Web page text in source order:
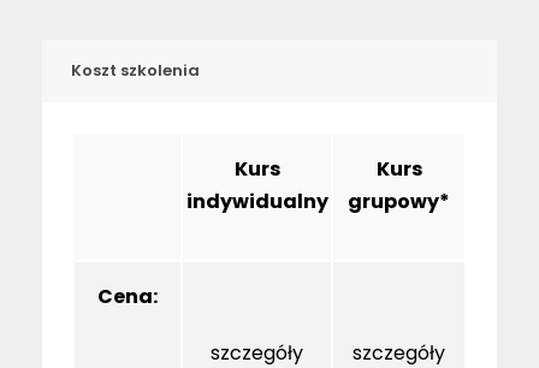
Koszt szkolenia
Kurs
indywidualny
Kurs
grupowy*
Cena:
szczegóły
szczegóły